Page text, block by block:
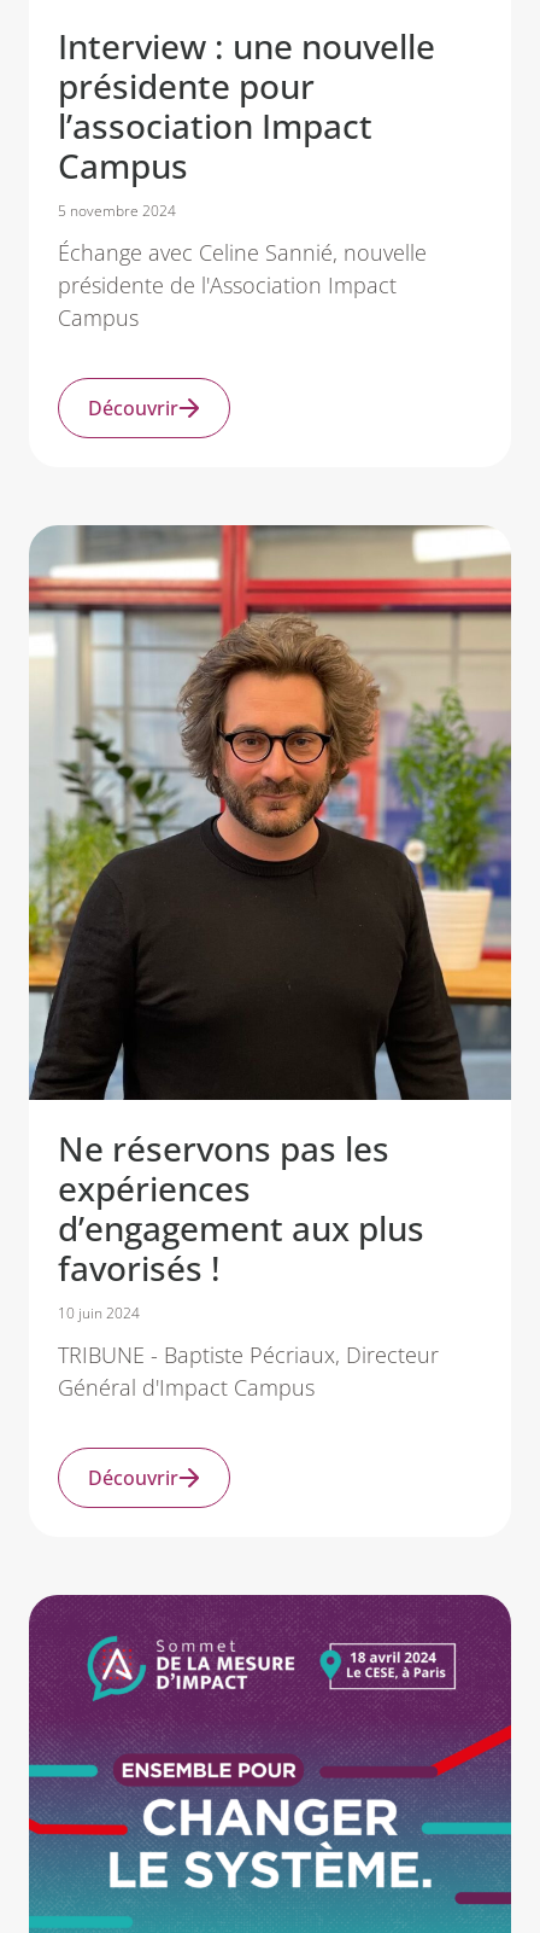
Interview : une nouvelle
présidente pour
l’association Impact
Campus
5 novembre 2024
Échange avec Celine Sannié, nouvelle
présidente de l'Association Impact
Campus
Découvrir
Ne réservons pas les
expériences
d’engagement aux plus
favorisés !
10 juin 2024
TRIBUNE - Baptiste Pécriaux, Directeur
Général d'Impact Campus
Découvrir